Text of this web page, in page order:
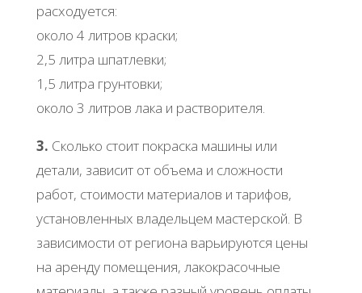
расходуется:
около 4 литров краски;
2,5 литра шпатлевки;
1,5 литра грунтовки;
около 3 литров лака и растворителя.
3. Сколько стоит покраска машины или
детали, зависит от объема и сложности
работ, стоимости материалов и тарифов,
установленных владельцем мастерской. В
зависимости от региона варьируются цены
на аренду помещения, лакокрасочные